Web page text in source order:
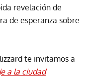
revelación de
de esperanza sobre
te invitamos a
a la ciudad